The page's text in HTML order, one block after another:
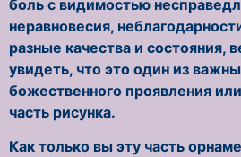
боль с видимостью
неравновесия,
разные качества и состояния,
увидеть, что это один из
божественного проявления
часть рисунка.
Как только вы эту часть